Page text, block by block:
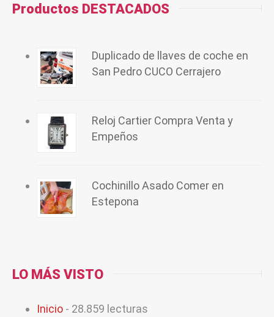
Productos DESTACADOS
Duplicado de llaves de coche en
San Pedro CUCO Cerrajero
Reloj Cartier Compra Venta y
Empeños
Cochinillo Asado Comer en
Estepona
LO MÁS VISTO
Inicio - 28.859 lecturas